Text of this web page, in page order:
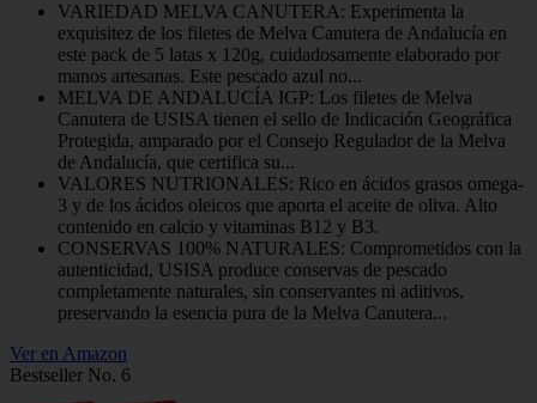
VARIEDAD MELVA CANUTERA: Experimenta la
exquisitez de los filetes de Melva Canutera de Andalucía en
este pack de 5 latas x 120g, cuidadosamente elaborado por
manos artesanas. Este pescado azul no...
MELVA DE ANDALUCÍA IGP: Los filetes de Melva
Canutera de USISA tienen el sello de Indicación Geográfica
Protegida, amparado por el Consejo Regulador de la Melva
de Andalucía, que certifica su...
VALORES NUTRIONALES: Rico en ácidos grasos omega-
3 y de los ácidos oleicos que aporta el aceite de oliva. Alto
contenido en calcio y vitaminas B12 y B3.
CONSERVAS 100% NATURALES: Comprometidos con la
autenticidad, USISA produce conservas de pescado
completamente naturales, sin conservantes ni aditivos,
preservando la esencia pura de la Melva Canutera...
Ver en Amazon
Bestseller No. 6